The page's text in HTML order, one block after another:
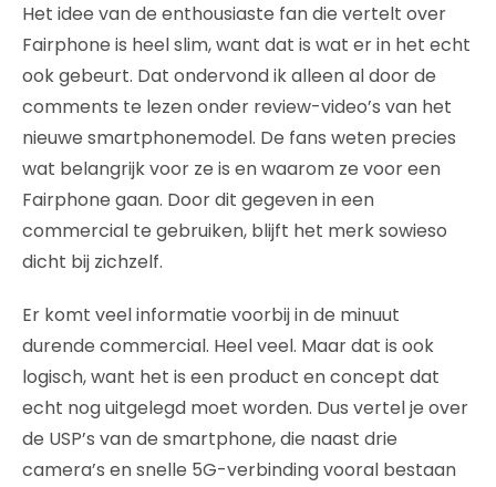
Het idee van de enthousiaste fan die vertelt over
Fairphone is heel slim, want dat is wat er in het echt
ook gebeurt. Dat ondervond ik alleen al door de
comments te lezen onder review-video’s van het
nieuwe smartphonemodel. De fans weten precies
wat belangrijk voor ze is en waarom ze voor een
Fairphone gaan. Door dit gegeven in een
commercial te gebruiken, blijft het merk sowieso
dicht bij zichzelf.
Er komt veel informatie voorbij in de minuut
durende commercial. Heel veel. Maar dat is ook
logisch, want het is een product en concept dat
echt nog uitgelegd moet worden. Dus vertel je over
de USP’s van de smartphone, die naast drie
camera’s en snelle 5G-verbinding vooral bestaan